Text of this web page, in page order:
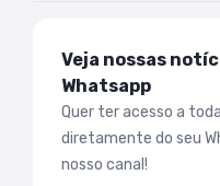
Veja nossas
Whatsapp
Quer ter acesso a
diretamente do seu
nosso canal!